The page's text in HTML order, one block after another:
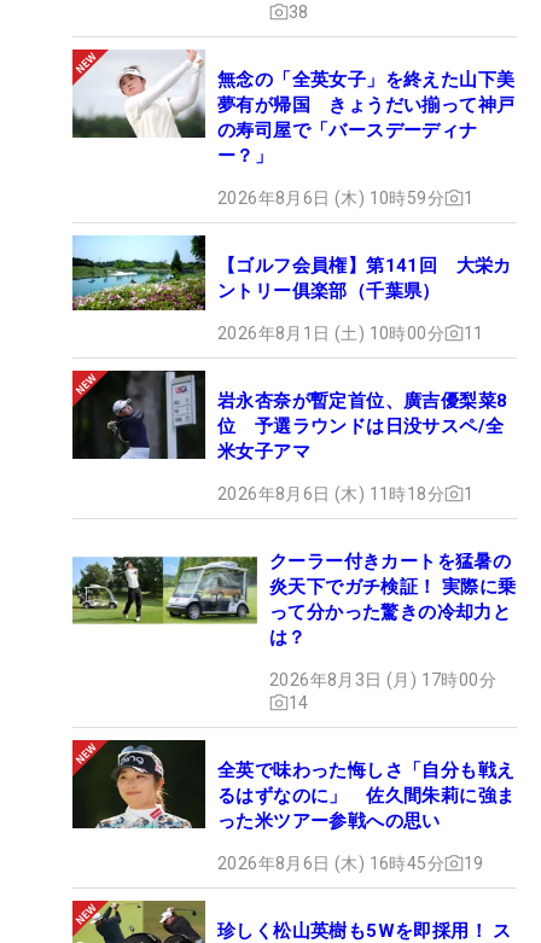
38
無念の「全英女子」を終えた山下美
夢有が帰国 きょうだい揃って神戸
の寿司屋で「バースデーディナ
ー？」
2026年8月6日 (木) 10時59分 1
【ゴルフ会員権】第141回 大栄カ
ントリー俱楽部（千葉県）
2026年8月1日 (土) 10時00分 11
岩永杏奈が暫定首位、廣吉優梨菜8
位 予選ラウンドは日没サスペ/全
米女子アマ
2026年8月6日 (木) 11時18分 1
クーラー付きカートを猛暑の
炎天下でガチ検証！ 実際に乗
って分かった驚きの冷却力と
は？
2026年8月3日 (月) 17時00分
14
全英で味わった悔しさ「自分も戦え
るはずなのに」 佐久間朱莉に強ま
った米ツアー参戦への思い
2026年8月6日 (木) 16時45分 19
珍しく松山英樹も5Wを即採用！ ス